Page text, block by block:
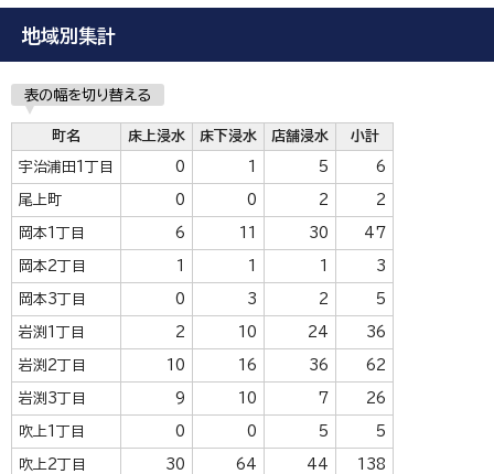
地域別集計
表の幅を切り替える
町名 床上浸水 床下浸水 店舗浸水 小計
宇治浦田1丁目 0 5 6
尾上町 0 0 2 2
岡本1丁目 6 30 47
岡本2丁目 3
岡本3丁目 0 3 2 5
岩渕1丁目 2 10 24 36
岩渕2丁目 10 16 36 62
岩渕3丁目 9 10 7 26
吹上1丁目 0 0 5 5
吹上2丁目 30 64 44 138